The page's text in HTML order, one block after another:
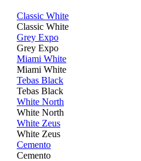
Classic White
Classic White
Grey Expo
Grey Expo
Miami White
Miami White
Tebas Black
Tebas Black
White North
White North
White Zeus
White Zeus
Cemento
Cemento